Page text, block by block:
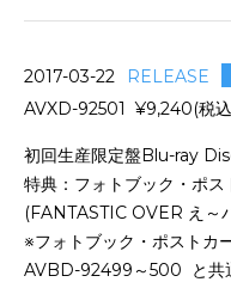
2017-03-22 RELEASE
AVXD-92501 ¥9,240(税
初回生産限定盤Blu-ray
特典：フォトブック・ポ
(FANTASTIC OVER え～
※フォトブック・ポストカ
AVBD-92499～500 と共